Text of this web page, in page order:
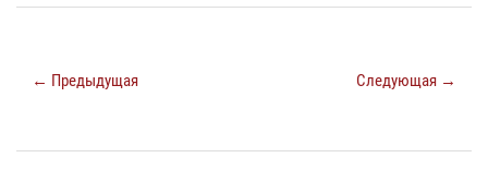
← Предыдущая Следующая →